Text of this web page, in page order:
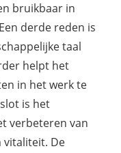
bruikbaar in
derde reden is
taal
helpt het
in het werk te
is het
verbeteren van
vitaliteit. De